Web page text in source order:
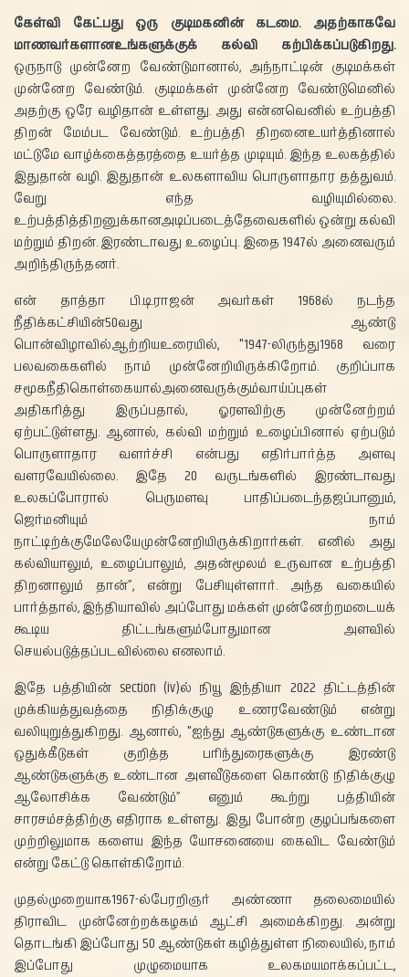
கேள்வி கேட்பது ஒரு குடிமகனின் கடமை. அதற்காகவே
மாணவர்களானஉங்களுக்குக் கல்வி கற்பிக்கப்படுகிறது.
ஒருநாடு முன்னேற வேண்டுமானால், அந்நாட்டின் குடிமக்கள்
முன்னேற வேண்டும். குடிமக்கள் முன்னேற வேண்டுமெனில்
அதற்கு ஒரே வழிதான் உள்ளது. அது என்னவெனில் உற்பத்தி
திறன் மேம்பட வேண்டும். உற்பத்தி திறனைஉயர்த்தினால்
மட்டுமே வாழ்க்கைத்தரத்தை உயர்த்த முடியும். இந்த உலகத்தில்
இதுதான் வழி. இதுதான் உலகளாவிய பொருளாதார தத்துவம்.
வேறு எந்த வழியுமில்லை.
உற்பத்தித்திறனுக்கானஅடிப்படைத்தேவைகளில் ஒன்று கல்வி
மற்றும் திறன். இரண்டாவது உழைப்பு. இதை 1947ல் அனைவரும்
அறிந்திருந்தனர்.
என் தாத்தா பி.டி.ராஜன் அவர்கள் 1968ல் நடந்த
நீதிக்கட்சியின்50வது ஆண்டு
பொன்விழாவில்ஆற்றியஉரையில், "1947-லிருந்து1968 வரை
பலவகைகளில் நாம் முன்னேறியிருக்கிறோம். குறிப்பாக
சமூகநீதிகொள்கையால்அனைவருக்கும்வாய்ப்புகள்
அதிகரித்து இருப்பதால், ஓரளவிற்கு முன்னேற்றம்
ஏற்பட்டுள்ளது. ஆனால், கல்வி மற்றும் உழைப்பினால் ஏற்படும்
பொருளாதார வளர்ச்சி என்பது எதிர்பார்த்த அளவு
வளரவேயில்லை. இதே 20 வருடங்களில் இரண்டாவது
உலகப்போரால் பெருமளவு பாதிப்படைந்தஜப்பானும்,
ஜெர்மனியும் நாம்
நாட்டிற்க்குமேலேயேமுன்னேறியிருக்கிறார்கள். எனில் அது
கல்வியாலும், உழைப்பாலும், அதன்மூலம் உருவான உற்பத்தி
திறனாலும் தான்”, என்று பேசியுள்ளார். அந்த வகையில்
பார்த்தால், இந்தியாவில் அப்போது மக்கள் முன்னேற்றமடையக்
கூடிய திட்டங்களும்போதுமான அளவில்
செயல்படுத்தப்படவில்லை எனலாம்.
இதே பத்தியின் section (iv)ல் நியூ இந்தியா 2022 திட்டத்தின்
முக்கியத்துவத்தை நிதிக்குழு உணரவேண்டும் என்று
வலியுறுத்துகிறது. ஆனால், "ஐந்து ஆண்டுகளுக்கு உண்டான
ஒதுக்கீடுகள் குறித்த பரிந்துரைகளுக்கு இரண்டு
ஆண்டுகளுக்கு உண்டான அளவீடுகளை கொண்டு நிதிக்குழு
ஆலோசிக்க வேண்டும்” எனும் கூற்று பத்தியின்
சாரசம்சத்திற்கு எதிராக உள்ளது. இது போன்ற குழப்பங்களை
முற்றிலுமாக களைய இந்த யோசனையை கைவிட வேண்டும்
என்று கேட்டு கொள்கிறோம்.
முதல்முறையாக1967-ல்பேரறிஞர் அண்ணா தலைமையில்
திராவிட முன்னேற்றக்கழகம் ஆட்சி அமைக்கிறது. அன்று
தொடங்கி இப்போது 50 ஆண்டுகள் கழித்துள்ள நிலையில், நாம்
இப்போது முழுமையாக உலகமயமாக்கப்பட்ட,